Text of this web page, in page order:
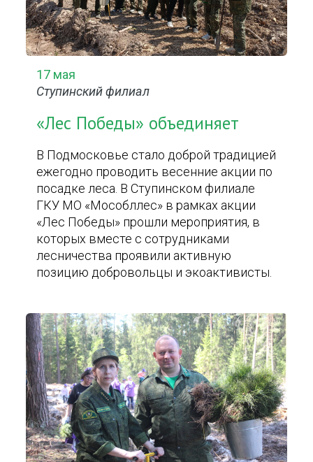
17 мая
Ступинский филиал
«Лес Победы» объединяет
В Подмосковье стало доброй традицией
ежегодно проводить весенние акции по
посадке леса. В Ступинском филиале
ГКУ МО «Мособллес» в рамках акции
«Лес Победы» прошли мероприятия, в
которых вместе с сотрудниками
лесничества проявили активную
позицию добровольцы и экоактивисты.